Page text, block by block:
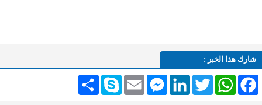
شارك هذا الخبر :
انشر Skype Email
MessengerLinkedInTwitterWhatsAppFacebook